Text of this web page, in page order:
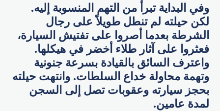
وفي البداية تبرأ من التهم المنسوبة إليه.
لكن حيلته لم تنطل طويلاً على رجال
الشرطة بعدما أصروا على تفتيش السيارة،
فعثروا على آثار طلاء أخضر في هيكلها.
واعترف السائق بالقيادة بسرعة جنونية
وتهمة محاولة خداع السلطات. وانتهت حيلته
بحجز سيارته وعقوبات تصل إلى السجن
لمدة عامين.